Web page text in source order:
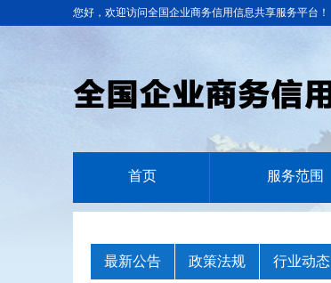
您好，欢迎访问全国企业商务信用信息共享服务平台！
首页 服务范围
最新公告 政策法规 行业动态